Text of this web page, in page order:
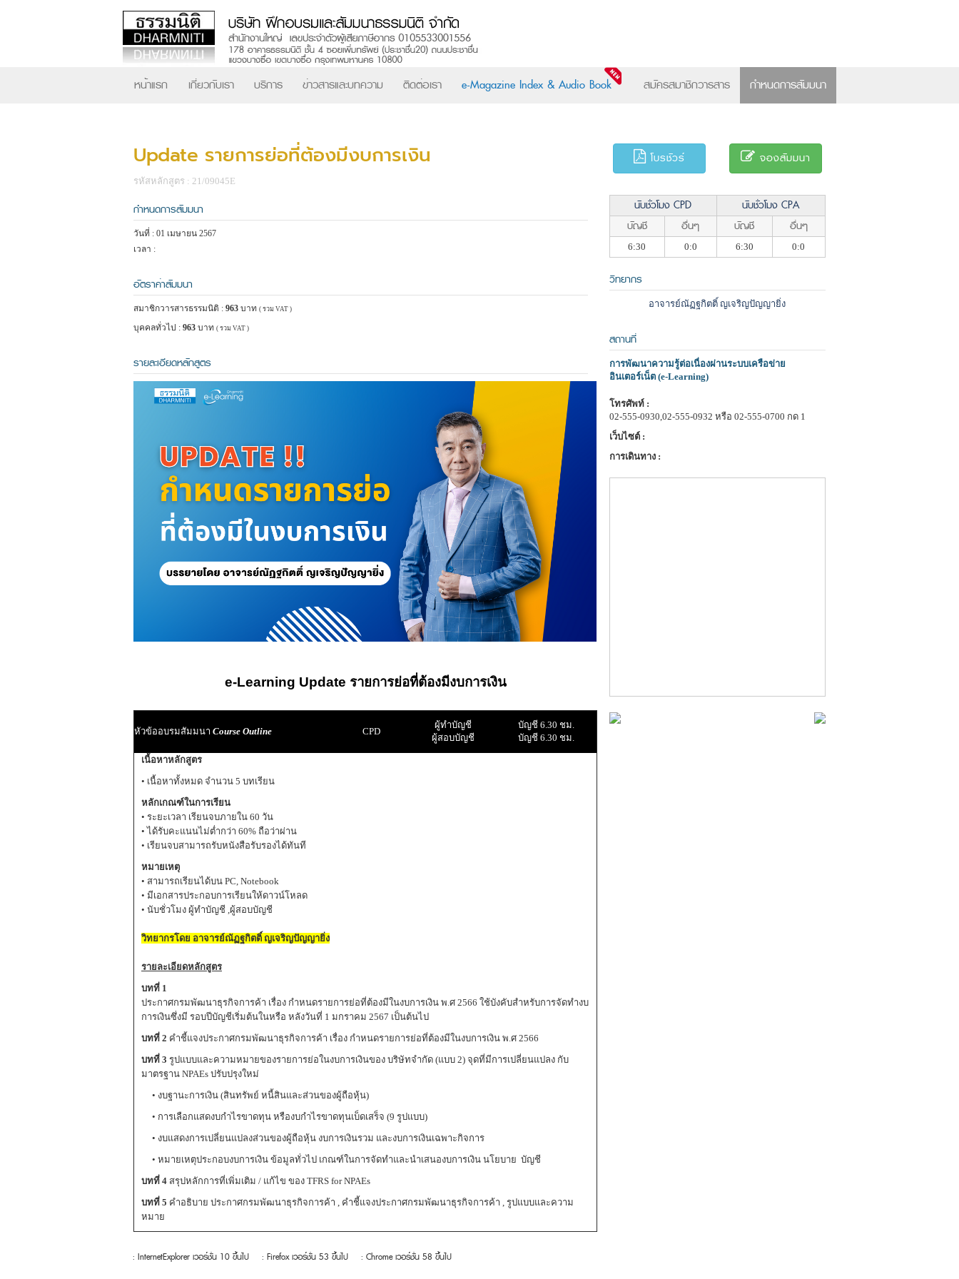
หน้าแรก เกี่ยวกับเรา บริการ ข่าวสารและบทความ ติดต่อเรา e-Magazine Index & Audio Book สมัครสมาชิกวารสาร กำหนดการสัมมนา
Update รายการย่อที่ต้องมีงบการเงิน
รหัสหลักสูตร : 21/09045E
กำหนดการสัมมนา
วันที่ : 01 เมษายน 2567
เวลา :
อัตราค่าสัมมนา
สมาชิกวารสารธรรมนิติ : 963 บาท ( รวม VAT )
บุคคลทั่วไป : 963 บาท ( รวม VAT )
รายละเอียดหลักสูตร
e-Learning Update รายการย่อที่ต้องมีงบการเงิน
หัวข้ออบรมสัมมนา Course Outline CPD
ผู้ทำบัญชี
บัญชี 6.30 ชม.
ผู้สอบบัญชี
บัญชี 6.30 ชม.
เนื้อหาหลักสูตร
• เนื้อหาทั้งหมด จำนวน 5 บทเรียน
หลักเกณฑ์ในการเรียน
• ระยะเวลา เรียนจบภายใน 60 วัน
• ได้รับคะแนนไม่ต่ำกว่า 60% ถือว่าผ่าน
• เรียนจบสามารถรับหนังสือรับรองได้ทันที
หมายเหตุ
• สามารถเรียนได้บน PC, Notebook
• มีเอกสารประกอบการเรียนให้ดาวน์โหลด
• นับชั่วโมง ผู้ทำบัญชี ,ผู้สอบบัญชี
วิทยากรโดย อาจารย์ณัฏฐกิตติ์ ญเจริญปัญญายิ่ง
รายละเอียดหลักสูตร
บทที่ 1
ประกาศกรมพัฒนาธุรกิจการค้า เรื่อง กำหนดรายการย่อที่ต้องมีในงบการเงิน พ.ศ 2566 ใช้บังคับสำหรับการจัดทำงบ
การเงินซึ่งมี รอบปีบัญชีเริ่มต้นในหรือ หลังวันที่ 1 มกราคม 2567 เป็นต้นไป
บทที่ 2 คำชี้แจงประกาศกรมพัฒนาธุรกิจการค้า เรื่อง กำหนดรายการย่อที่ต้องมีในงบการเงิน พ.ศ 2566
บทที่ 3 รูปแบบและความหมายของรายการย่อในงบการเงินของ บริษัทจำกัด (แบบ 2) จุดที่มีการเปลี่ยนแปลง กับ
มาตรฐาน NPAEs ปรับปรุงใหม่
• งบฐานะการเงิน (สินทรัพย์ หนี้สินและส่วนของผู้ถือหุ้น)
• การเลือกแสดงบกำไรขาดทุน หรืองบกำไรขาดทุนเบ็ดเสร็จ (9 รูปแบบ)
• งบแสดงการเปลี่ยนแปลงส่วนของผู้ถือหุ้น งบการเงินรวม และงบการเงินเฉพาะกิจการ
• หมายเหตุประกอบงบการเงิน ข้อมูลทั่วไป เกณฑ์ในการจัดทำและนำเสนองบการเงิน นโยบาย บัญชี
บทที่ 4 สรุปหลักการที่เพิ่มเติม / แก้ไข ของ TFRS for NPAEs
บทที่ 5 คำอธิบาย ประกาศกรมพัฒนาธุรกิจการค้า , คำชี้แจงประกาศกรมพัฒนาธุรกิจการค้า , รูปแบบและความ
หมาย
โบรชัวร์ จองสัมมนา
นับชั่วโมง CPD
นับชั่วโมง CPA
บัญชี
อื่นๆ บัญชี อื่นๆ
6:30 0:0 6:30 0:0
วิทยากร
อาจารย์ณัฏฐกิตติ์ ญเจริญปัญญายิ่ง
สถานที่
การพัฒนาความรู้ต่อเนื่องผ่านระบบเครือข่าย
อินเตอร์เน็ต (e-Learning)
โทรศัพท์ :
02-555-0930,02-555-0932 หรือ 02-555-0700 กด 1
เว็บไซต์ :
การเดินทาง :
: InternetExplorer เวอร์ชั่น 10 ขึ้นไป : Firefox เวอร์ชั่น 53 ขึ้นไป : Chrome เวอร์ชั่น 58 ขึ้นไป